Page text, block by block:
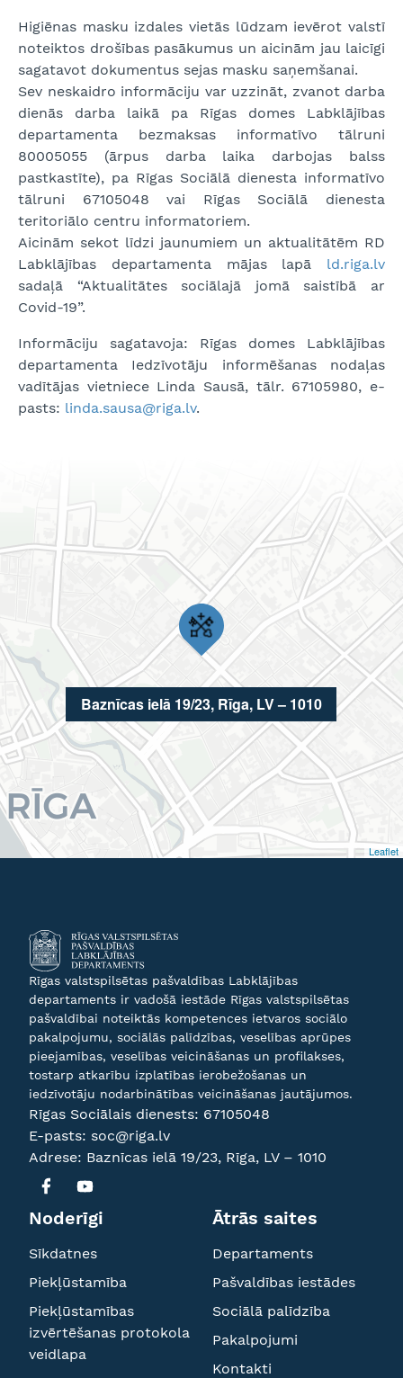
Higiēnas masku izdales vietās lūdzam ievērot valstī
noteiktos drošības pasākumus un aicinām jau laicīgi
sagatavot dokumentus sejas masku saņemšanai.
Sev neskaidro informāciju var uzzināt, zvanot darba
dienās darba laikā pa Rīgas domes Labklājības
departamenta bezmaksas informatīvo tālruni
80005055 (ārpus darba laika darbojas balss
pastkastīte), pa Rīgas Sociālā dienesta informatīvo
tālruni 67105048 vai Rīgas Sociālā dienesta
teritoriālo centru informatoriem.
Aicinām sekot līdzi jaunumiem un aktualitātēm RD
Labklājības departamenta mājas lapā ld.riga.lv
sadaļā “Aktualitātes sociālajā jomā saistībā ar
Covid-19”.
Informāciju sagatavoja: Rīgas domes Labklājības
departamenta Iedzīvotāju informēšanas nodaļas
vadītājas vietniece Linda Sausā, tālr. 67105980, e-
pasts: linda.sausa@riga.lv.
Baznīcas ielā 19/23, Rīga, LV – 1010
Leaflet
Rīgas valstspilsētas pašvaldības Labklājības
departaments ir vadošā iestāde Rīgas valstspilsētas
pašvaldībai noteiktās kompetences ietvaros sociālo
pakalpojumu, sociālās palīdzības, veselības aprūpes
pieejamības, veselības veicināšanas un profilakses,
tostarp atkarību izplatības ierobežošanas un
iedzīvotāju nodarbinātības veicināšanas jautājumos.
Rīgas Sociālais dienests: 67105048
E-pasts: soc@riga.lv
Adrese: Baznīcas ielā 19/23, Rīga, LV – 1010
Noderīgi
Sīkdatnes
Piekļūstamība
Piekļūstamības
izvērtēšanas protokola
veidlapa
Ātrās saites
Departaments
Pašvaldības iestādes
Sociālā palīdzība
Pakalpojumi
Kontakti